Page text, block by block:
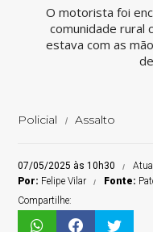
O motorista foi
comunidade rural
estava com as
Policial Assalto
07/05/2025 às 10h30
Por: Felipe Vilar Fonte:
Compartilhe: